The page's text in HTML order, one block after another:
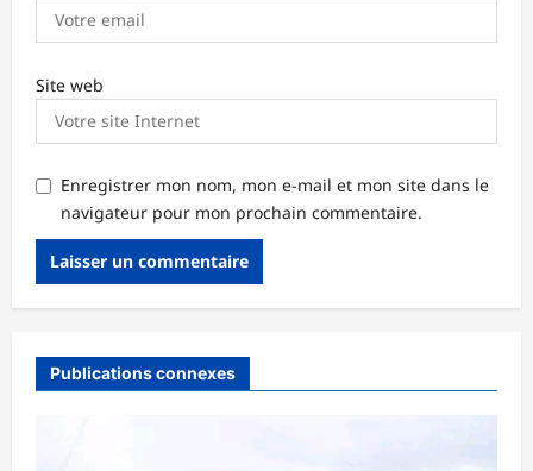
Site web
Enregistrer mon nom, mon e-mail et mon site dans le
navigateur pour mon prochain commentaire.
Publications connexes